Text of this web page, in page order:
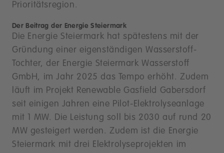
Prioritätsregion.
Der Beitrag der Energie Steiermark
Die Energie Steiermark hat spätestens mit der
Gründung einer eigenständigen Wasserstoff-
Tochter, der Energie Steiermark Wasserstoff
GmbH, im Jahr 2025 das Tempo erhöht. Zudem
läuft im Projekt Renewable Gasfield Gabersdorf
seit einigen Jahren eine Pilot-Elektrolyseanlage
mit 1 MW. Die Leistung soll bis 2030 auf rund 20
MW gesteigert werden. Zudem ist die Energie
Steiermark mit drei Elektrolyseprojekten im